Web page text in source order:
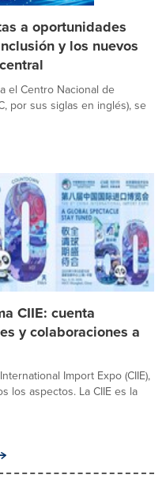
a oportunidades
y los nuevos
el Centro Nacional de
por sus siglas en inglés), se
CIIE: cuenta
y colaboraciones a
Import Expo (CIIE),
los aspectos. La CIIE es la